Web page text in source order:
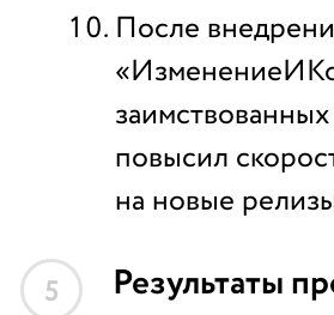
После
повысил
на новые
5 Результаты